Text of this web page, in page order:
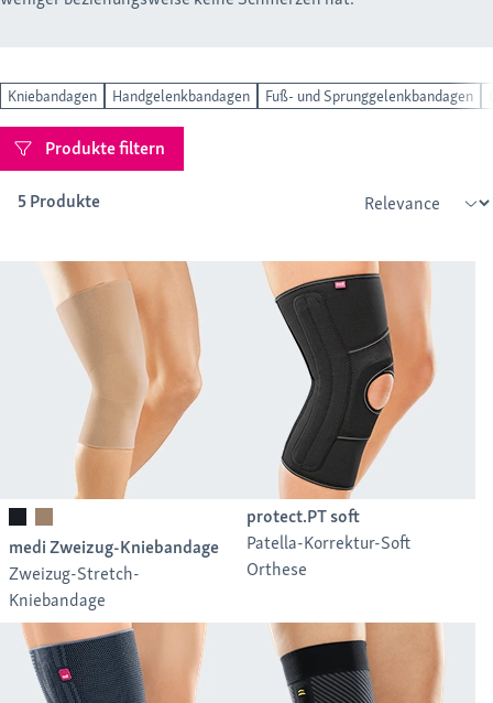
Kniebandagen Handgelenkbandagen Fuß- und Sprunggelenkbandagen
Produkte filtern
5 Produkte
medi Zweizug-Kniebandage
Zweizug-Stretch-
Kniebandage
protect.PT soft
Patella-Korrektur-Soft
Orthese